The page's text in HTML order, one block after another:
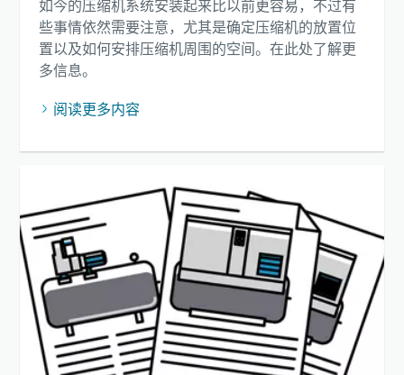
如今的压缩机系统安装起来比以前更容易，不过有
些事情依然需要注意，尤其是确定压缩机的放置位
置以及如何安排压缩机周围的空间。在此处了解更
多信息。
阅读更多内容